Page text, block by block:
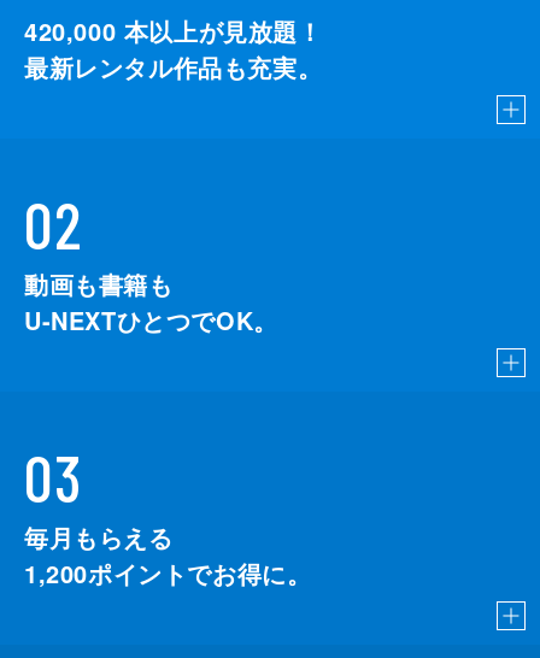
420,000 本以上が見放題！
最新レンタル作品も充実。
02
動画も書籍も
U-NEXTひとつでOK。
03
毎月もらえる
1,200ポイントでお得に。